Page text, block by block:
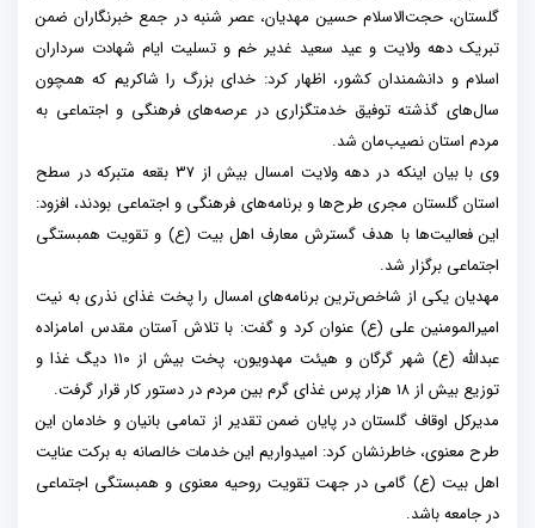
گلستان، حجت‌الاسلام حسین مهدیان، عصر شنبه در جمع خبرنگاران ضمن
تبریک دهه ولایت و عید سعید غدیر خم و تسلیت ایام شهادت سرداران
اسلام و دانشمندان کشور، اظهار کرد: خدای بزرگ را شاکریم که همچون
سال‌های گذشته توفیق خدمتگزاری در عرصه‌های فرهنگی و اجتماعی به
مردم استان نصیب‌مان شد.
وی با بیان اینکه در دهه ولایت امسال بیش از ۳۷ بقعه متبرکه در سطح
استان گلستان مجری طرح‌ها و برنامه‌های فرهنگی و اجتماعی بودند، افزود:
این فعالیت‌ها با هدف گسترش معارف اهل بیت (ع) و تقویت همبستگی
اجتماعی برگزار شد.
مهدیان یکی از شاخص‌ترین برنامه‌های امسال را پخت غذای نذری به نیت
امیرالمومنین علی (ع) عنوان کرد و گفت: با تلاش آستان مقدس امامزاده
عبدالله (ع) شهر گرگان و هیئت مهدویون، پخت بیش از ۱۱۰ دیگ غذا و
توزیع بیش از ۱۸ هزار پرس غذای گرم بین مردم در دستور کار قرار گرفت.
مدیرکل اوقاف گلستان در پایان ضمن تقدیر از تمامی بانیان و خادمان این
طرح معنوی، خاطرنشان کرد: امیدواریم این خدمات خالصانه به برکت عنایت
اهل بیت (ع) گامی در جهت تقویت روحیه معنوی و همبستگی اجتماعی
در جامعه باشد.